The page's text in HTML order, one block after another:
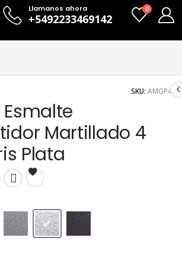
Llamanos ahora
+5492233469142
0
Martillado 4
Plata
SKU: AMGP4
Gris Gris PlataNegro